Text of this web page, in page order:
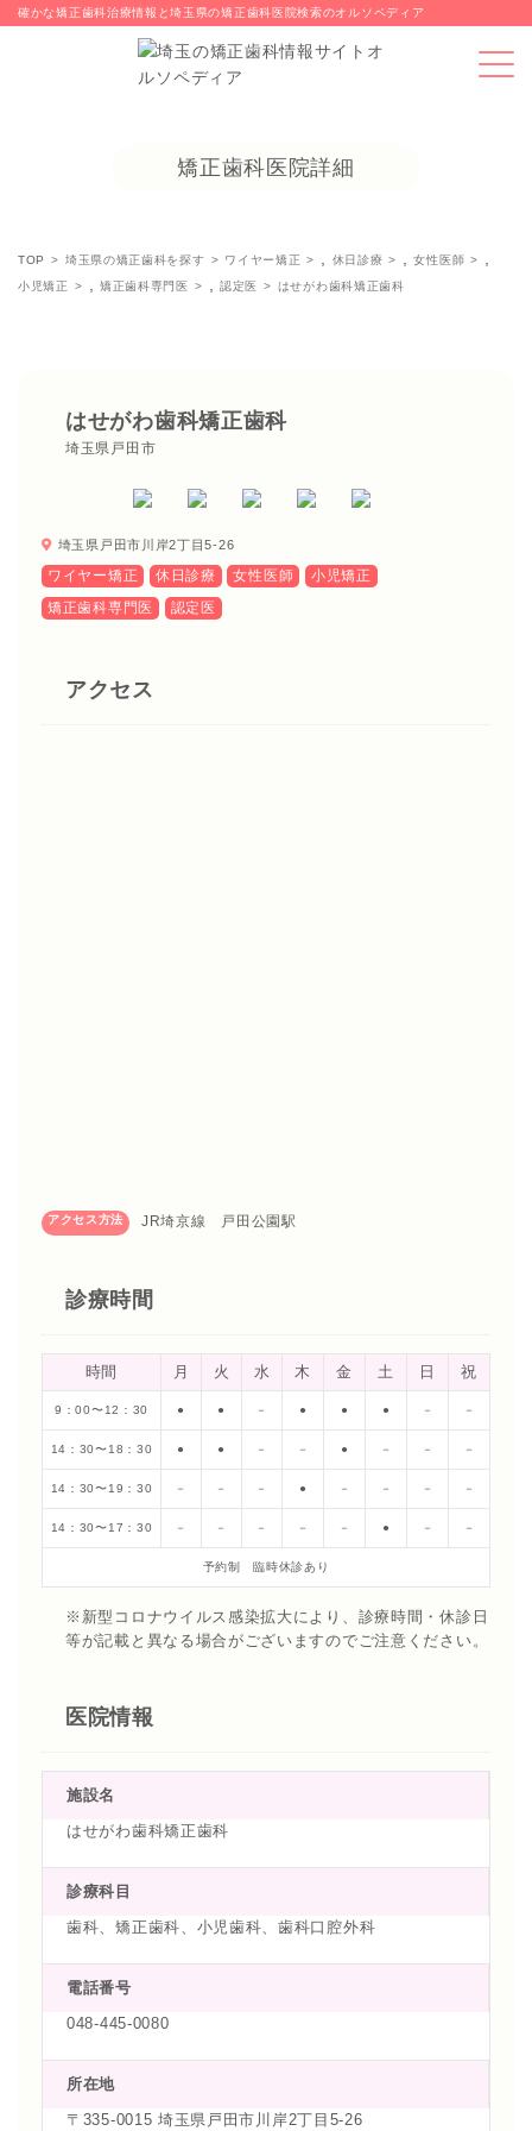
確かな矯正歯科治療情報と埼玉県の矯正歯科医院検索のオルソペディア
矯正歯科医院詳細
TOP 埼玉県の矯正歯科を探す ワイヤー矯正 休日診療 ,女性医師
小児矯正 矯正歯科専門医 認定医 はせがわ歯科矯正歯科
はせがわ歯科矯正歯科
埼玉県戸田市
埼玉県戸田市川岸2丁目5-26
ワイヤー矯正 休日診療 女性医師
小児矯正
矯正歯科専門医
認定医
アクセス
アクセス方法 JR埼京線 戸田公園駅
診療時間
時間 月 火 水 木 金 土 日 祝
9：00〜12：30 ● ● － ● ● ● － －
14：30〜18：30 ● ● － － ● － － －
14：30〜19：30 － － － ● － － － －
14：30〜17：30 － － － － － ● － －
予約制 臨時休診あり
※新型コロナウイルス感染拡大により、診療時間・休診日
等が記載と異なる場合がございますのでご注意ください。
医院情報
施設名
はせがわ歯科矯正歯科
診療科目
歯科、矯正歯科、小児歯科、歯科口腔外科
電話番号
048-445-0080
所在地
〒335-0015 埼玉県戸田市川岸2丁目5-26